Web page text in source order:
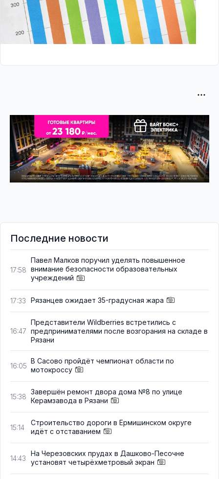
Последние новости
17:58
Павел Малков поручил уделять повышенное
внимание безопасности образовательных
учреждений
17:33 Рязанцев ожидает 35-градусная жара
16:47
Представители Wildberries встретились с
предпринимателями после возгорания на складе в
Рязани
16:05
В Сасово пройдёт чемпионат области по
мотокроссу
15:38
Завершён ремонт двора дома №8 по улице
Керамзавода в Рязани
15:14
Строительство дороги в Ермишинском округе
идёт с отставанием
14:43
На Черезовских прудах в Дашково-Песочне
установят четырёхметровый экран